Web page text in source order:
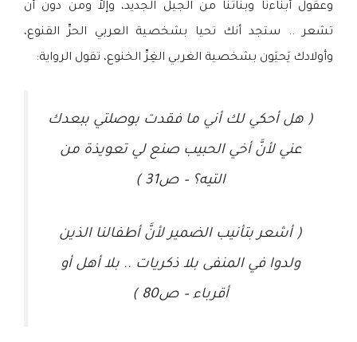
وعقول أبناءنا وبناتنا من الجيل الجديد، وإلاَّ ومن دون أن
تشعر .. ستجد أنك تحيا بشخصية العربي الحرِّ القنوع،
وأولادك يَحيَون بشخصية الغربي الغِرِّ الخنوع، تقول الرواية:
( هل أحكي لك أني ما فقدت بوصلتي ببعدك
عني لأنَّ أخي الحبيب صنع لي تعويذة من
التيه؟ – ص31 )
( أشعر بتأنيب الضمير لأنَّ أطفالنا الذين
ولدوا في المنفى بلا ذكريات .. بلا أهل أو
أقرباء – ص80 )